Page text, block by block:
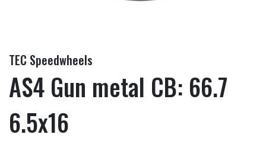
TEC Speedwheels
AS4 Gun metal CB: 66.7
6.5x16